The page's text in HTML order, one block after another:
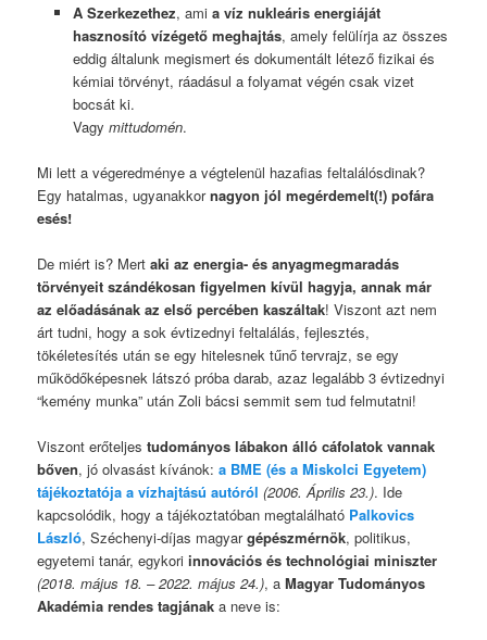
A Szerkezethez, ami a víz nukleáris energiáját
hasznosító vízégető meghajtás, amely felülírja az összes
eddig általunk megismert és dokumentált létező fizikai és
kémiai törvényt, ráadásul a folyamat végén csak vizet
bocsát ki.
Vagy mittudomén.
Mi lett a végeredménye a végtelenül hazafias feltalálósdinak?
Egy hatalmas, ugyanakkornagyon jól megérdemelt(!) pofára
esés!
De miért is? Mert aki az energia- és anyagmegmaradás
törvényeit szándékosan figyelmen kívül hagyja, annak már
az előadásának az első percében kaszáltak! Viszont azt nem
árt tudni, hogy a sok évtizednyi feltalálás, fejlesztés,
tökéletesítés után se egy hitelesnek tűnő tervrajz, se egy
működőképesnek látszó próba darab, azaz legalább 3 évtizednyi
“kemény munka” után Zoli bácsi semmit sem tud felmutatni!
Viszont erőteljestudományos lábakon álló cáfolatok vannak
bőven, jó olvasást kívánok:a BME (és a Miskolci Egyetem)
tájékoztatója a vízhajtású autóról (2006. Április 23.). Ide
kapcsolódik, hogy a tájékoztatóban megtalálható Palkovics
László, Széchenyi-díjas magyargépészmérnök, politikus,
egyetemi tanár, egykoriinnovációs és technológiai miniszter
(2018. május 18. – 2022. május 24.), aMagyar Tudományos
Akadémia rendes tagjának a neve is: